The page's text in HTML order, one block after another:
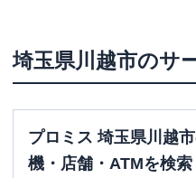
埼玉県川越市のサ
プロミス 埼玉県川越
機・店舗・ATMを検索